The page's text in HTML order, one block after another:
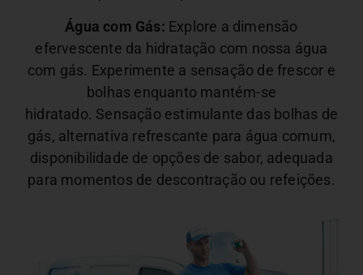
Água com Gás: Explore a dimensão
efervescente da hidratação com nossa água
com gás. Experimente a sensação de frescor e
bolhas enquanto mantém-se
hidratado. Sensação estimulante das bolhas de
gás, alternativa refrescante para água comum,
disponibilidade de opções de sabor, adequada
para momentos de descontração ou refeições.